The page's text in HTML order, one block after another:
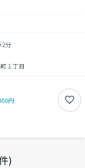
2分
１丁目
円
)